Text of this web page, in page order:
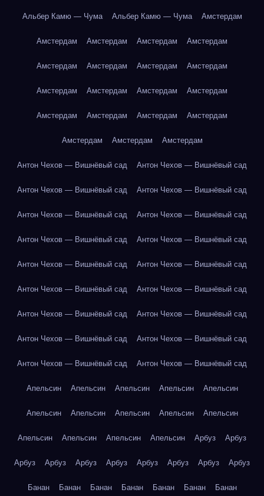
Альбер Камю — Чума Альбер Камю — Чума Амстердам
Амстердам Амстердам Амстердам Амстердам
Амстердам Амстердам Амстердам Амстердам
Амстердам Амстердам Амстердам Амстердам
Амстердам Амстердам Амстердам Амстердам
Амстердам Амстердам Амстердам
Антон Чехов — Вишнёвый сад Антон Чехов — Вишнёвый сад
Антон Чехов — Вишнёвый сад Антон Чехов — Вишнёвый сад
Антон Чехов — Вишнёвый сад Антон Чехов — Вишнёвый сад
Антон Чехов — Вишнёвый сад Антон Чехов — Вишнёвый сад
Антон Чехов — Вишнёвый сад Антон Чехов — Вишнёвый сад
Антон Чехов — Вишнёвый сад Антон Чехов — Вишнёвый сад
Антон Чехов — Вишнёвый сад Антон Чехов — Вишнёвый сад
Антон Чехов — Вишнёвый сад Антон Чехов — Вишнёвый сад
Антон Чехов — Вишнёвый сад Антон Чехов — Вишнёвый сад
Апельсин Апельсин Апельсин Апельсин Апельсин
Апельсин Апельсин Апельсин Апельсин Апельсин
Апельсин Апельсин Апельсин Апельсин Арбуз Арбуз
Арбуз Арбуз Арбуз Арбуз Арбуз Арбуз Арбуз Арбуз
Банан Банан Банан Банан Банан Банан Банан